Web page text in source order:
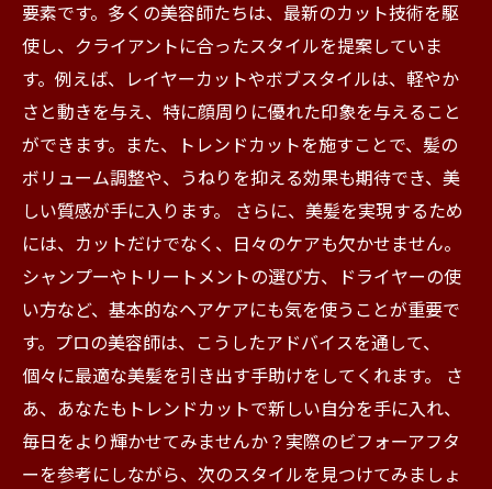
要素です。多くの美容師たちは、最新のカット技術を駆
使し、クライアントに合ったスタイルを提案していま
す。例えば、レイヤーカットやボブスタイルは、軽やか
さと動きを与え、特に顔周りに優れた印象を与えること
ができます。また、トレンドカットを施すことで、髪の
ボリューム調整や、うねりを抑える効果も期待でき、美
しい質感が手に入ります。 さらに、美髪を実現するため
には、カットだけでなく、日々のケアも欠かせません。
シャンプーやトリートメントの選び方、ドライヤーの使
い方など、基本的なヘアケアにも気を使うことが重要で
す。プロの美容師は、こうしたアドバイスを通して、
個々に最適な美髪を引き出す手助けをしてくれます。 さ
あ、あなたもトレンドカットで新しい自分を手に入れ、
毎日をより輝かせてみませんか？実際のビフォーアフタ
ーを参考にしながら、次のスタイルを見つけてみましょ